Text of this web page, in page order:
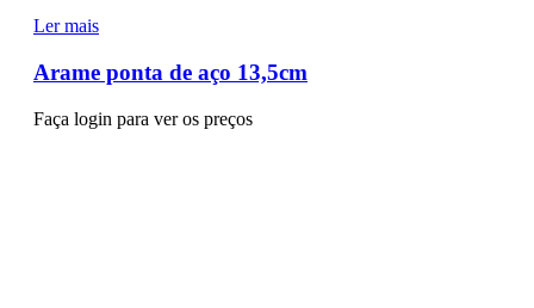
Ler mais
Arame ponta de aço 13,5cm
Faça login para ver os preços